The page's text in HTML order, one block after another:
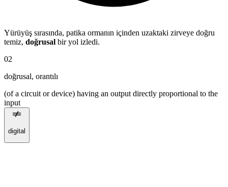
Yürüyüş sırasında, patika ormanın içinden uzaktaki zirveye doğru
temiz, doğrusal bir yol izledi.
02
doğrusal, orantılı
(of a circuit or device) having an output directly proportional to the
input
digital